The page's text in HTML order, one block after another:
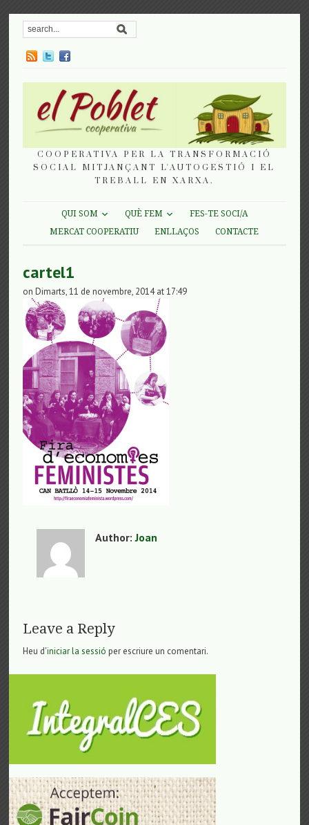
COOPERATIVA PER LA TRANSFORMACIÓ
SOCIAL MITJANÇANT L'AUTOGESTIÓ I EL
TREBALL EN XARXA.
QUI SOM QUÈ FEM
FES-TE SOCI/A
MERCAT COOPERATIU
ENLLAÇOS CONTACTE
cartel1
on Dimarts, 11 de novembre, 2014 at 17:49
Author:Joan
Leave a Reply
Heu d'iniciar la sessió per escriure un comentari.